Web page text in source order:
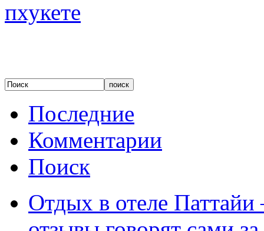
Последние
Комментарии
Поиск
Отдых в отеле